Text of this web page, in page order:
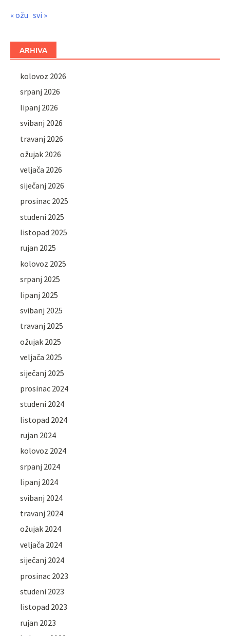
« ožu svi »
ARHIVA
kolovoz 2026
srpanj 2026
lipanj 2026
svibanj 2026
travanj 2026
ožujak 2026
veljača 2026
siječanj 2026
prosinac 2025
studeni 2025
listopad 2025
rujan 2025
kolovoz 2025
srpanj 2025
lipanj 2025
svibanj 2025
travanj 2025
ožujak 2025
veljača 2025
siječanj 2025
prosinac 2024
studeni 2024
listopad 2024
rujan 2024
kolovoz 2024
srpanj 2024
lipanj 2024
svibanj 2024
travanj 2024
ožujak 2024
veljača 2024
siječanj 2024
prosinac 2023
studeni 2023
listopad 2023
rujan 2023